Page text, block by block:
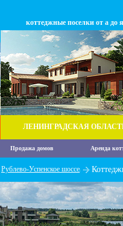
коттеджные поселки от а до я
ЛЕНИНГРАДСКАЯ
Продажа домов Аренда
Рублево-Успенское шоссе